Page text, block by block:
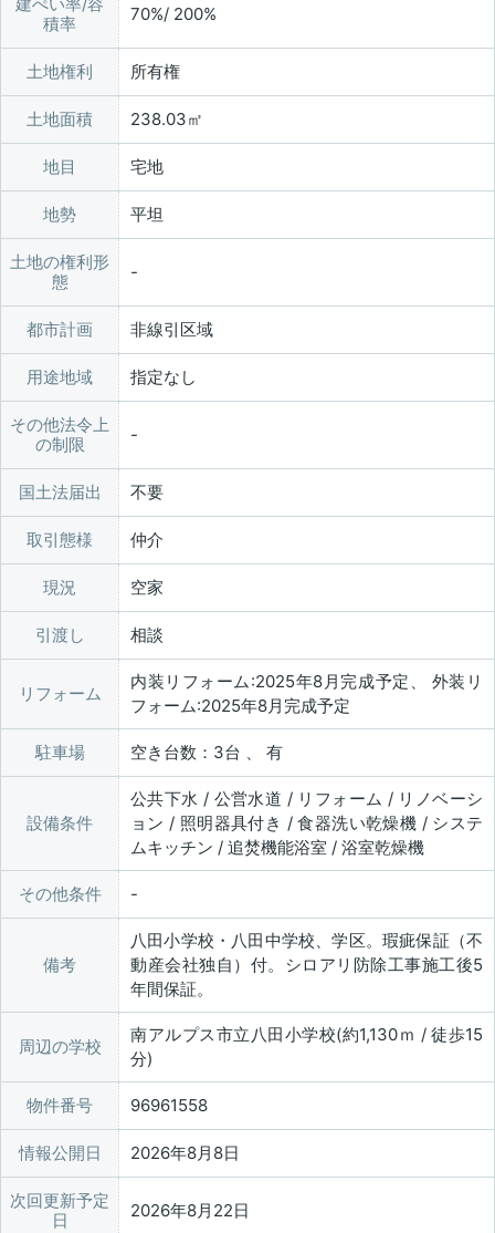
積率
70%/ 200%
土地権利 所有権
土地面積 238.03㎡
地目 宅地
地勢 平坦
土地の権利形
態
都市計画 非線引区域
用途地域 指定なし
その他法令上
の制限
国土法届出 不要
取引態様 仲介
現況 空家
引渡し 相談
リフォーム
内装リフォーム:2025年8月完成予定、 外装リ
フォーム:2025年8月完成予定
駐車場 空き台数：3台 、 有
設備条件
公共下水 / 公営水道 / リフォーム / リノベーシ
ョン / 照明器具付き / 食器洗い乾燥機 / システ
ムキッチン / 追焚機能浴室 / 浴室乾燥機
その他条件
備考
八田小学校・八田中学校、学区。瑕疵保証（不
動産会社独自）付。シロアリ防除工事施工後5
年間保証。
周辺の学校
南アルプス市立八田小学校(約1,130ｍ / 徒歩15
分)
物件番号 96961558
情報公開日 2026年8月8日
次回更新予定
日
2026年8月22日